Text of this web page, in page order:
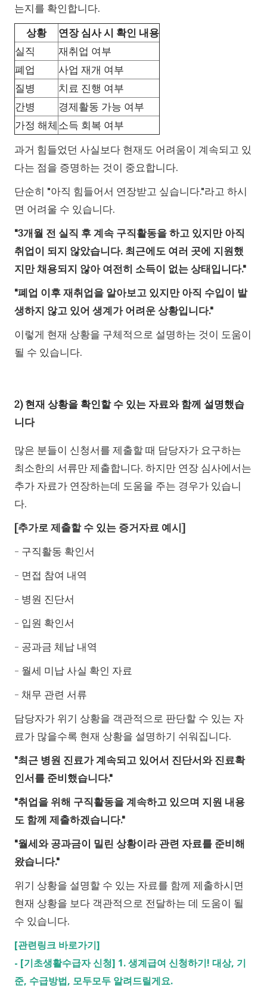
는지를 확인합니다.
상황
연장 심사 시 확인 내용
실직
재취업 여부
폐업
사업 재개 여부
질병
치료 진행 여부
간병
경제활동 가능 여부
가정 해체소득 회복 여부
과거 힘들었던 사실보다 현재도 어려움이 계속되고 있
다는 점을 증명하는 것이 중요합니다.
단순히 "아직 힘들어서 연장받고 싶습니다."라고 하시
면 어려울 수 있습니다.
"3개월 전 실직 후 계속 구직활동을 하고 있지만 아직
취업이 되지 않았습니다. 최근에도 여러 곳에 지원했
지만 채용되지 않아 여전히 소득이 없는 상태입니다."
"폐업 이후 재취업을 알아보고 있지만 아직 수입이 발
생하지 않고 있어 생계가 어려운 상황입니다."
이렇게 현재 상황을 구체적으로 설명하는 것이 도움이
될 수 있습니다.
2) 현재 상황을 확인할 수 있는 자료와 함께 설명했습
니다
많은 분들이 신청서를 제출할 때 담당자가 요구하는
최소한의 서류만 제출합니다. 하지만 연장 심사에서는
추가 자료가 연장하는데 도움을 주는 경우가 있습니
다.
[추가로 제출할 수 있는 증거자료 예시]
- 구직활동 확인서
- 면접 참여 내역
- 병원 진단서
- 입원 확인서
- 공과금 체납 내역
- 월세 미납 사실 확인 자료
- 채무 관련 서류
담당자가 위기 상황을 객관적으로 판단할 수 있는 자
료가 많을수록 현재 상황을 설명하기 쉬워집니다.
"최근 병원 진료가 계속되고 있어서 진단서와 진료확
인서를 준비했습니다."
"취업을 위해 구직활동을 계속하고 있으며 지원 내용
도 함께 제출하겠습니다."
"월세와 공과금이 밀린 상황이라 관련 자료를 준비해
왔습니다."
위기 상황을 설명할 수 있는 자료를 함께 제출하시면
현재 상황을 보다 객관적으로 전달하는 데 도움이 될
수 있습니다.
[관련링크 바로가기]
- [기초생활수급자 신청] 1. 생계급여 신청하기! 대상, 기
준, 수급방법, 모두모두 알려드릴게요.